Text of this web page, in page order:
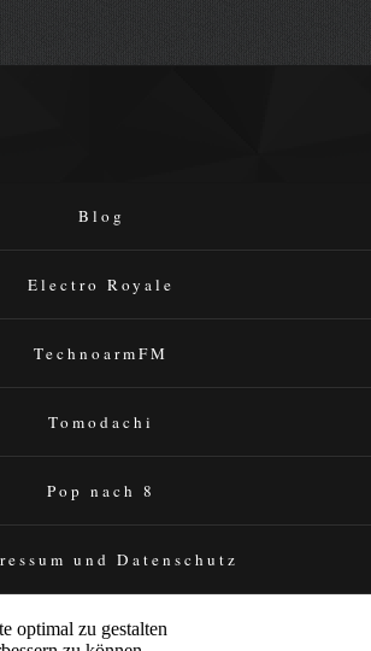
Blog
Electro Royale
TechnoarmFM
Tomodachi
Pop nach 8
und Datenschutz
optimal zu gestalten